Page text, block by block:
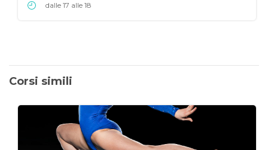
dalle 17 alle 18
Corsi simili